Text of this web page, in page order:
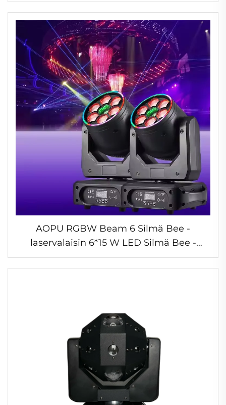
AOPU RGBW Beam 6 Silmä Bee -
laservalaisin 6*15 W LED Silmä Bee -
liikkuva valokone Beam -valaisin baari DJ
discoon